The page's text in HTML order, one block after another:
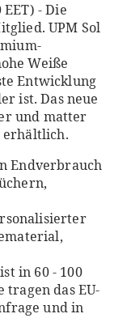
- Die
UPM Sol
Weiße
Entwicklung
ist. Das neue
und matter
erhältlich.
Endverbrauch
in 60 - 100
tragen das EU-
und in